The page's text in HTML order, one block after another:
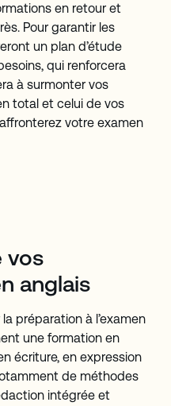
en retour et
Pour garantir les
un plan d’étude
qui renforcera
à surmonter vos
total et celui de vos
votre examen
vos
anglais
préparation à l’examen
une formation en
écriture, en expression
de méthodes
intégrée et